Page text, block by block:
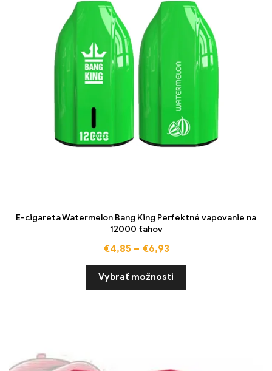
E-cigareta Watermelon Bang King Perfektné vapovanie na
12000 ťahov
€4,85 – €6,93
Vybrať možnosti